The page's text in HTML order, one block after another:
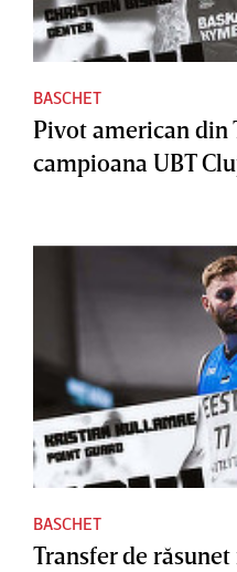
BASCHET
Pivot american din
campioana UBT
BASCHET
Transfer de